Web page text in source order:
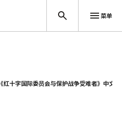
菜单
《红十字国际委员会与保护战争受难者》中文